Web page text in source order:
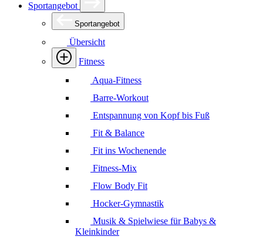
Sportangebot
Sportangebot
Übersicht
Fitness
Aqua-Fitness
Barre-Workout
Entspannung von Kopf bis Fuß
Fit & Balance
Fit ins Wochenende
Fitness-Mix
Flow Body Fit
Hocker-Gymnastik
Musik & Spielwiese für Babys &
Kleinkinder